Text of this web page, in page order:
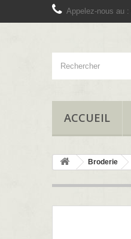
Appelez-nous au :
ACCUEIL
Broderie